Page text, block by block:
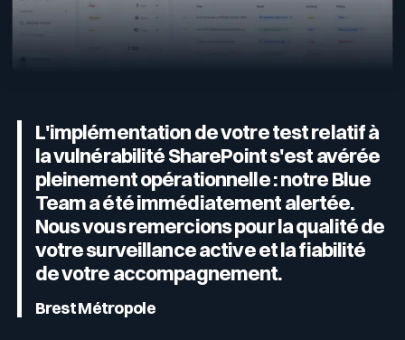
L'implémentation de votre test relatif à
la vulnérabilité SharePoint s'est avérée
pleinement opérationnelle : notre Blue
Team a été immédiatement alertée.
Nous vous remercions pour la qualité de
votre surveillance active et la fiabilité
de votre accompagnement.
Brest Métropole